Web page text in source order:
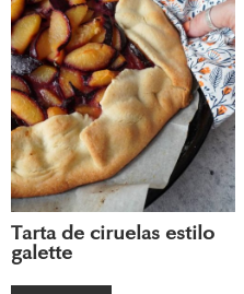
Tarta de ciruelas estilo
galette